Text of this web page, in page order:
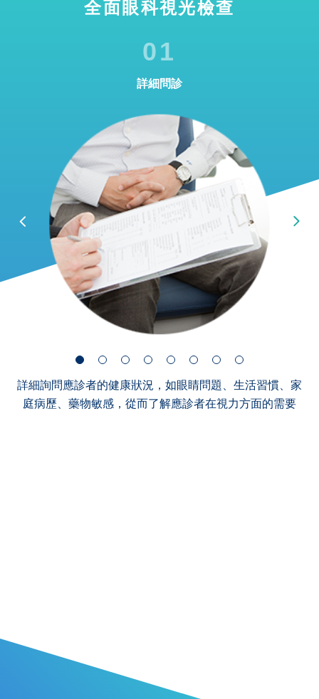
全面眼科視光檢查
01
詳細問診
詳細詢問應診者的健康狀況，如眼睛問題、生活習慣、家
庭病歷、藥物敏感，從而了解應診者在視力方面的需要